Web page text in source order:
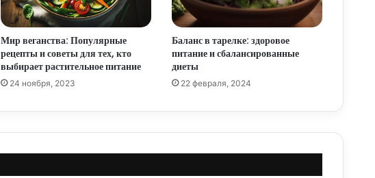
Приготовление вкусных и полезных
блюд: искусство кулинарии
Путь к здоровью и счастью: принципы
Мир веганства: Популярные
рецепты и советы для тех, кто
выбирает растительное питание
24 ноября, 2023
Баланс в тарелке: здоровое
питание и сбалансированные
диеты
22 февраля, 2024